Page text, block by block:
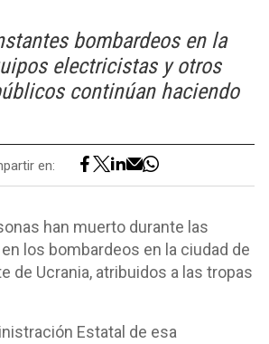
bombardeos en la
electricistas y otros
continúan haciendo
en:
han muerto durante las
los bombardeos en la ciudad de
de Ucrania, atribuidos a las tropas
Estatal de esa